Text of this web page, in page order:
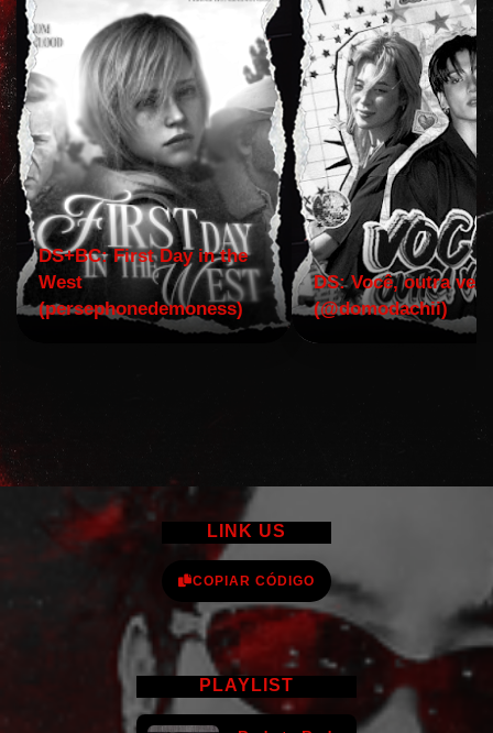
DS+BC: First Day in the
West
(persephonedemoness)
DS: Você, outra vez!
(@domodachii)
LINK US
COPIAR CÓDIGO
PLAYLIST